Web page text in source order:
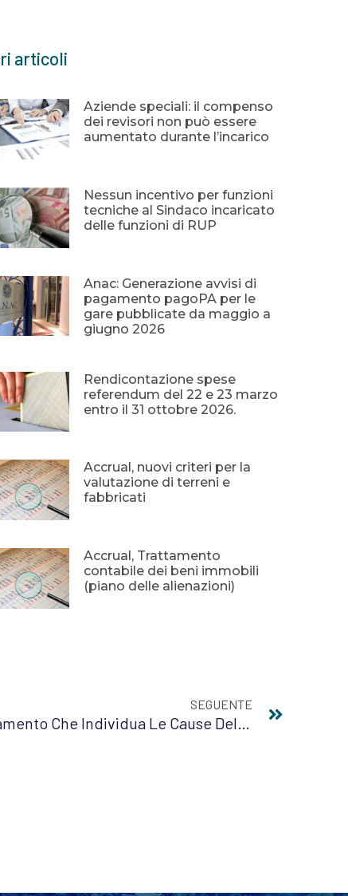
articoli
Aziende speciali: il compenso
dei revisori non può essere
aumentato durante l’incarico
Nessun incentivo per funzioni
tecniche al Sindaco incaricato
delle funzioni di RUP
Anac: Generazione avvisi di
pagamento pagoPA per le
gare pubblicate da maggio a
giugno 2026
Rendicontazione spese
referendum del 22 e 23 marzo
entro il 31 ottobre 2026.
Accrual, nuovi criteri per la
valutazione di terreni e
fabbricati
Accrual, Trattamento
contabile dei beni immobili
(piano delle alienazioni)
SEGUENTE
Fatture PA, In G.U. Il Regolamento Che Individua Le Cause Del Rifiuto